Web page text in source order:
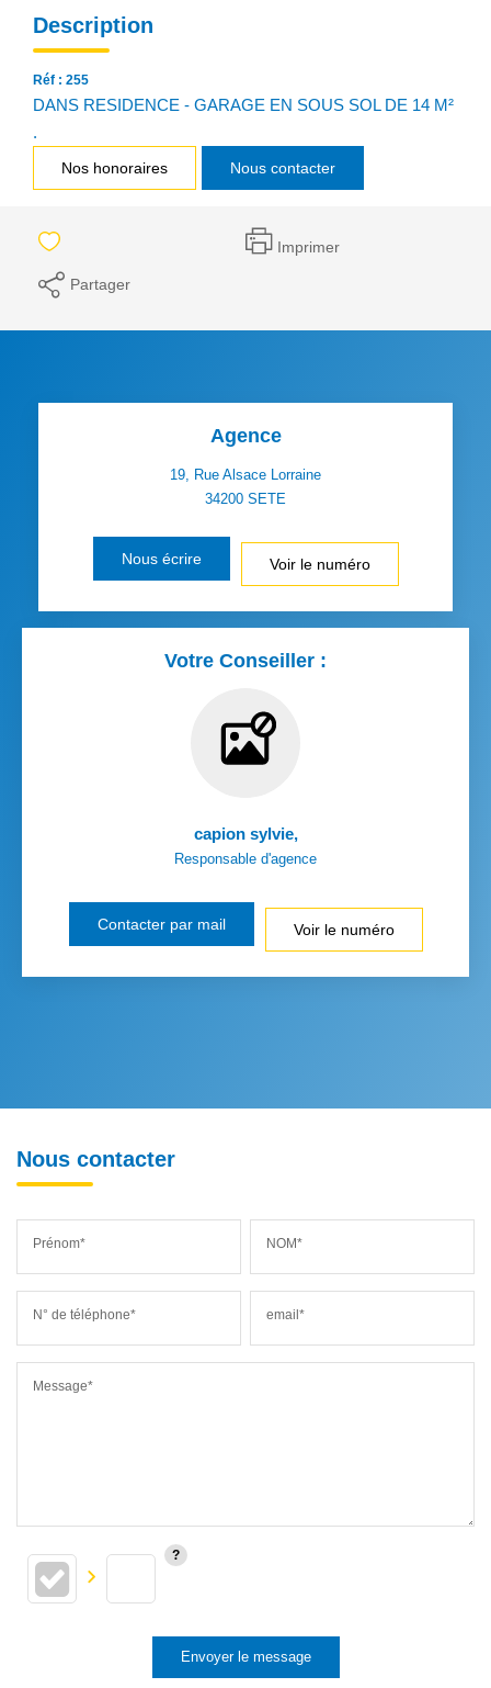
Description
Réf : 255
DANS RESIDENCE - GARAGE EN SOUS SOL DE 14 M²
.
Nos honoraires Nous contacter
Imprimer
Partager
Agence
19, Rue Alsace Lorraine
34200 SETE
Nous écrire Voir le numéro
Votre Conseiller :
capion sylvie,
Responsable d'agence
Contacter par mail Voir le numéro
Nous contacter
Prénom* NOM*
N° de téléphone* email*
Message*
Envoyer le message